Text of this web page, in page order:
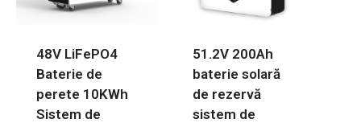
48V LiFePO4
Baterie de
perete 10KWh
Sistem de
51.2V 200Ah
baterie solară
de rezervă
sistem de